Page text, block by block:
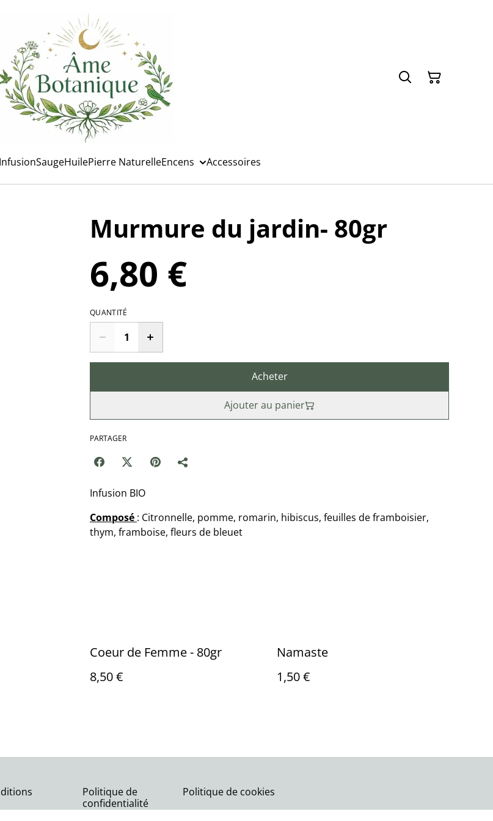
InfusionSaugeHuilePierre NaturelleEncens Accessoires
Murmure du jardin- 80gr
6,80 €
QUANTITÉ
Acheter
Ajouter au panier
PARTAGER
Infusion BIO
Composé : Citronnelle, pomme, romarin, hibiscus, feuilles de framboisier,
thym, framboise, fleurs de bleuet
Coeur de Femme - 80gr
8,50 €
Namaste
1,50 €
Politique de
confidentialité
Politique de cookies